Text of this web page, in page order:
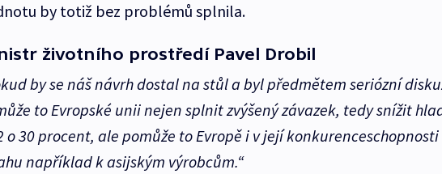
by totiž bez problémů splnila.
životního prostředí Pavel Drobil
by se náš návrh dostal na stůl a byl předmětem seriózní
to Evropské unii nejen splnit zvýšený závazek, tedy snížit
o 30 procent, ale pomůže to Evropě i v její konkurenceschopnosti
například k asijským výrobcům.“